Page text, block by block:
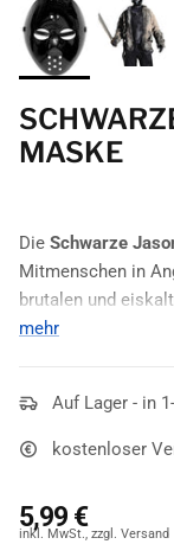
MASKE
Die Schwarze
Mitmenschen in
brutalen und
passende Kostüm
Wer die
Halloween-Fete
Hockey-Maske
komplettiert ein
mehr
Auf Lager - in
kostenloser
5,99 €